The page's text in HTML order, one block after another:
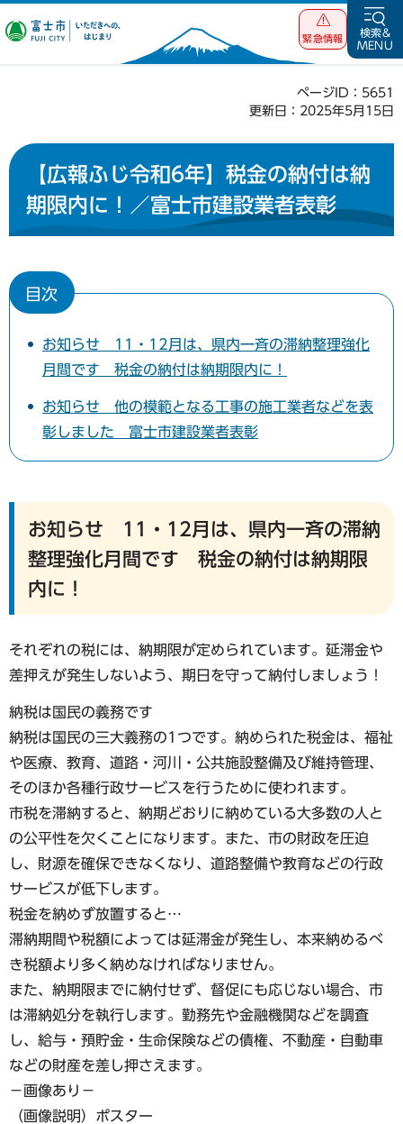
富士市 いただ
緊急情報
検索&
MENU
ページID：5651
更新日：2025年5月15日
【広報ふじ令和6年】税金の納付は納
期限内に！／富士市建設業者表彰
目次
お知らせ 11・12月は、県内一斉の滞納整理強化
月間です 税金の納付は納期限内に！
お知らせ 他の模範となる工事の施工業者などを表
彰しました 富士市建設業者表彰
お知らせ 11・12月は、県内一斉の滞納
整理強化月間です 税金の納付は納期限
内に！
それぞれの税には、納期限が定められています。延滞金や
差押えが発生しないよう、期日を守って納付しましょう！
納税は国民の義務です
納税は国民の三大義務の1つです。納められた税金は、福祉
や医療、教育、道路・河川・公共施設整備及び維持管理、
そのほか各種行政サービスを行うために使われます。
市税を滞納すると、納期どおりに納めている大多数の人と
の公平性を欠くことになります。また、市の財政を圧迫
し、財源を確保できなくなり、道路整備や教育などの行政
サービスが低下します。
税金を納めず放置すると…
滞納期間や税額によっては延滞金が発生し、本来納めるべ
き税額より多く納めなければなりません。
また、納期限までに納付せず、督促にも応じない場合、市
は滞納処分を執行します。勤務先や金融機関などを調査
し、給与・預貯金・生命保険などの債権、不動産・自動車
などの財産を差し押さえます。
−画像あり−
（画像説明）ポスター